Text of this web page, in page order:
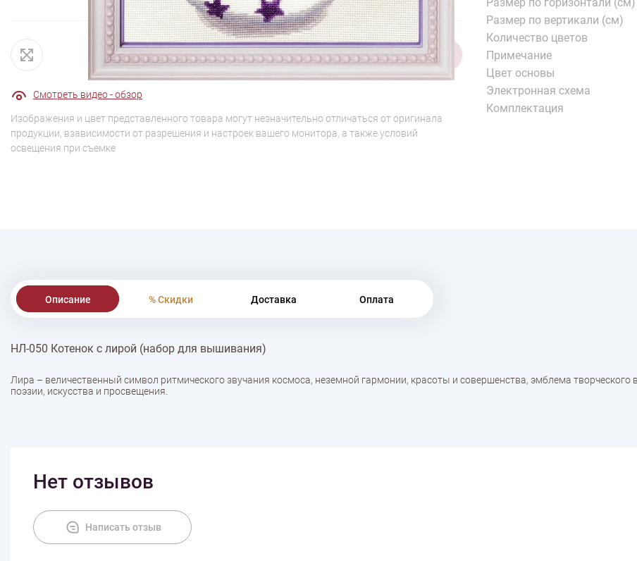
1/7
Смотреть видео - обзор
Изображения и цвет представленного товара могут незначительно отличаться от оригинала
продукции, взависимости от разрешения и настроек вашего монитора, а также условий
освещения при съемке
Размер по вертикали (см)
Количество цветов
Примечание
Цвет основы
Электронная схема
Комплектация
Описание % Скидки Доставка Оплата
НЛ-050 Котенок с лирой (набор для вышивания)
Лира – величественный символ ритмического звучания космоса, неземной гармонии, красоты и совершенства, эмблема творческого
поэзии, искусства и просвещения.
Нет отзывов
Написать отзыв